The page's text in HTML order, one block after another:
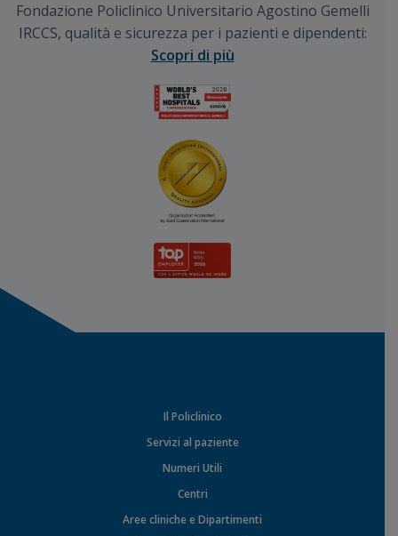
Fondazione Policlinico Universitario Agostino Gemelli
IRCCS, qualità e sicurezza per i pazienti e dipendenti:
Scopri di più
Il Policlinico
Servizi al paziente
Numeri Utili
Centri
Aree cliniche e Dipartimenti